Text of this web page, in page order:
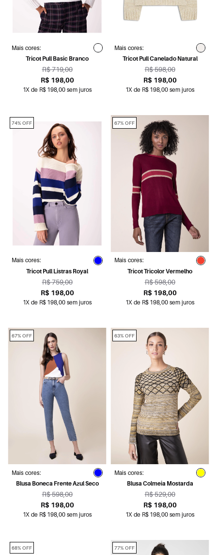
Mais cores:
Tricot Pull Basic Branco
R$ 719,00
R$ 198,00
1X de R$ 198,00 sem juros
Mais cores:
Tricot Pull Canelado Natural
R$ 598,00
R$ 198,00
1X de R$ 198,00 sem juros
Mais cores:
Tricot Pull Listras Royal
R$ 759,00
R$ 198,00
1X de R$ 198,00 sem juros
74% OFF
Mais cores:
Tricot Tricolor Vermelho
R$ 598,00
R$ 198,00
1X de R$ 198,00 sem juros
67% OFF
Mais cores:
Blusa Boneca Frente Azul Seco
R$ 598,00
R$ 198,00
1X de R$ 198,00 sem juros
67% OFF
Mais cores:
Blusa Colmeia Mostarda
R$ 529,00
R$ 198,00
1X de R$ 198,00 sem juros
63% OFF
68% OFF 77% OFF